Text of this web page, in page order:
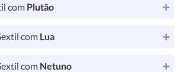
com Plutão
com Lua
com Netuno